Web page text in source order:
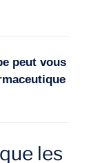
peut vous
les